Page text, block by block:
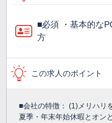
■必須 ・基本的な
方
この求人のポイント
■会社の特徴： (1)メリハリ
夏季・年末年始休暇とオン